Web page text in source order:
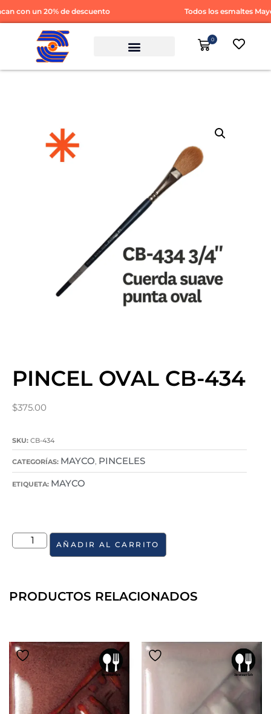
con un 20% de descuento Todos los esmaltes
0
PINCEL OVAL CB-434
$375.00
SKU: CB-434
CATEGORÍAS: MAYCO, PINCELES
ETIQUETA: MAYCO
AÑADIR AL CARRITO
PRODUCTOS RELACIONADOS